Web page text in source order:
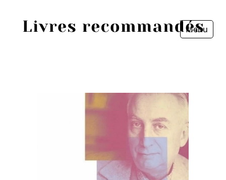
Menu
Fermer